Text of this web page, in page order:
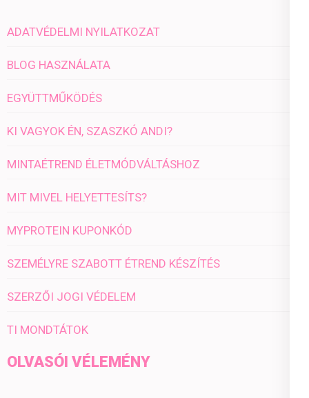
ADATVÉDELMI NYILATKOZAT
BLOG HASZNÁLATA
EGYÜTTMŰKÖDÉS
KI VAGYOK ÉN, SZASZKÓ ANDI?
MINTAÉTREND ÉLETMÓDVÁLTÁSHOZ
MIT MIVEL HELYETTESÍTS?
MYPROTEIN KUPONKÓD
SZEMÉLYRE SZABOTT ÉTREND KÉSZÍTÉS
SZERZŐI JOGI VÉDELEM
TI MONDTÁTOK
OLVASÓI VÉLEMÉNY